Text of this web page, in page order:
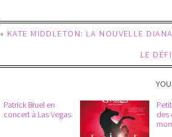
« KATE MIDDLETON: LA NOUVELLE
LE
Patrick Bruel en
concert à Las Vegas
des